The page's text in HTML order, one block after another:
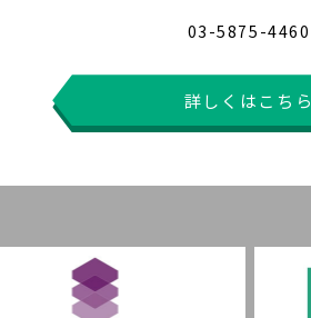
03-5875-4460
詳しくはこちら